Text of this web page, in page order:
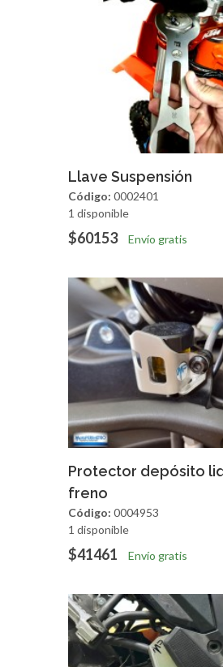
Agregar
Llave Suspensión
Código: 0002401
1 disponible
$60153 Envío gratis
Agregar
Protector depósito
freno
Código: 0004953
1 disponible
$41461 Envío gratis